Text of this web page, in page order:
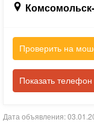
Проверить на
Показать телефон
Дата объявления: